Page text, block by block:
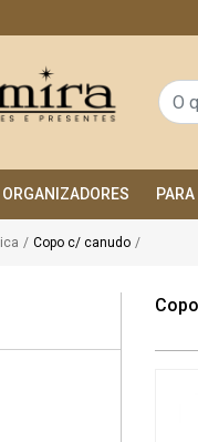
ORGANIZADORES
/ Copo c/ canudo /